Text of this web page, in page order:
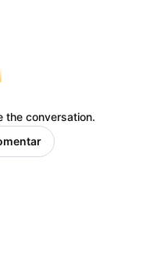
the conversation.